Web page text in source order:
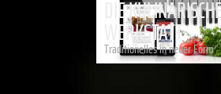
DIE
WERKSTATT
Traditionelles in neuer Form